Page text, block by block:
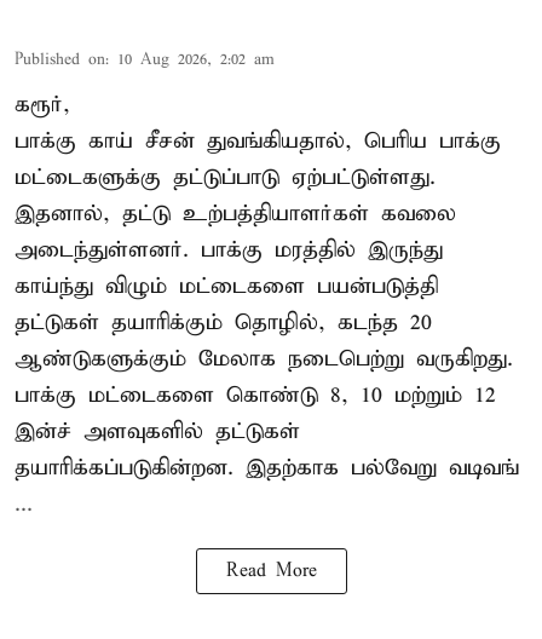
Published on: 10 Aug 2026, 2:02 am
கரூர்,
பாக்கு காய் சீசன் துவங்கியதால், பெரிய பாக்கு
மட்டைகளுக்கு தட்டுப்பாடு ஏற்பட்டுள்ளது.
இதனால், தட்டு உற்பத்தியாளர்கள் கவலை
அடைந்துள்ளனர். பாக்கு மரத்தில் இருந்து
காய்ந்து விழும் மட்டைகளை பயன்படுத்தி
தட்டுகள் தயாரிக்கும் தொழில், கடந்த 20
ஆண்டுகளுக்கும் மேலாக நடைபெற்று வருகிறது.
பாக்கு மட்டைகளை கொண்டு 8, 10 மற்றும் 12
இன்ச் அளவுகளில் தட்டுகள்
தயாரிக்கப்படுகின்றன. இதற்காக பல்வேறு வடிவங்
...
Read More